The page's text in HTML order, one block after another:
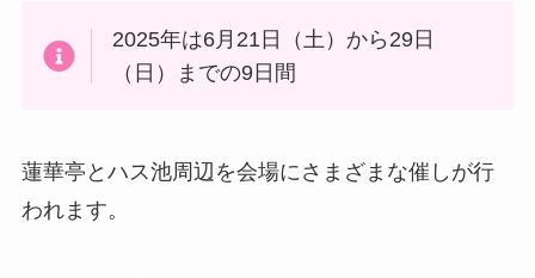
2025年は6月21日（土）から29日
（日）までの9日間
蓮華亭とハス池周辺を会場にさまざまな催しが行
われます。